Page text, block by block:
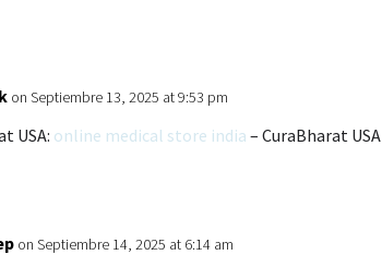
on Septiembre 13, 2025 at 9:53 pm
USA: online medical store india – CuraBharat USA
on Septiembre 14, 2025 at 6:14 am